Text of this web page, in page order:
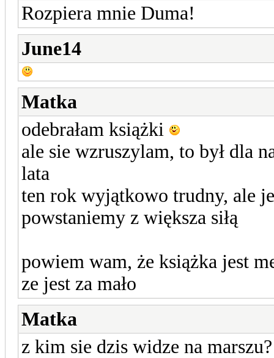
Rozpiera mnie Duma!
June14
Matka
odebrałam książki
ale sie wzruszylam, to był dla
lata
ten rok wyjątkowo trudny, ale
powstaniemy z większa siłą
powiem wam, że książka jest
ze jest za mało
Matka
z kim sie dzis widze na marszu?